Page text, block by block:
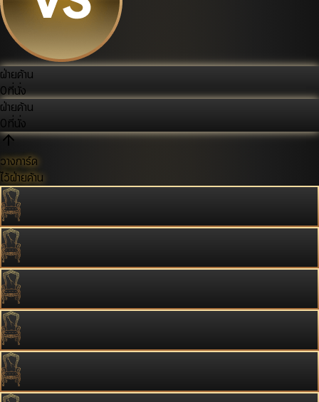
ฝ่ายค้าน
0ที่นั่ง
ฝ่ายค้าน
0ที่นั่ง
วางการ์ด
ไว้ฝ่ายค้าน